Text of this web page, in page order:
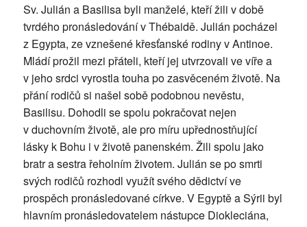
Sv. Julián a Basilisa byli manželé, kteří žili v době
tvrdého pronásledování v Thébaidě. Julián pocházel
z Egypta, ze vznešené křesťanské rodiny v Antinoe.
Mládí prožil mezi přáteli, kteří jej utvrzovali ve víře a
v jeho srdci vyrostla touha po zasvěceném životě. Na
přání rodičů si našel sobě podobnou nevěstu,
Basilisu. Dohodli se spolu pokračovat nejen
v duchovním životě, ale pro míru upřednostňující
lásky k Bohu i v životě panenském. Žili spolu jako
bratr a sestra řeholním životem. Julián se po smrti
svých rodičů rozhodl využít svého dědictví ve
prospěch pronásledované církve. V Egyptě a Sýrii byl
hlavním pronásledovatelem nástupce Diokleciána,